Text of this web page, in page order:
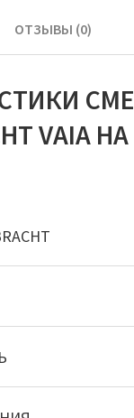
ОТЗЫВЫ (0)
VAIA